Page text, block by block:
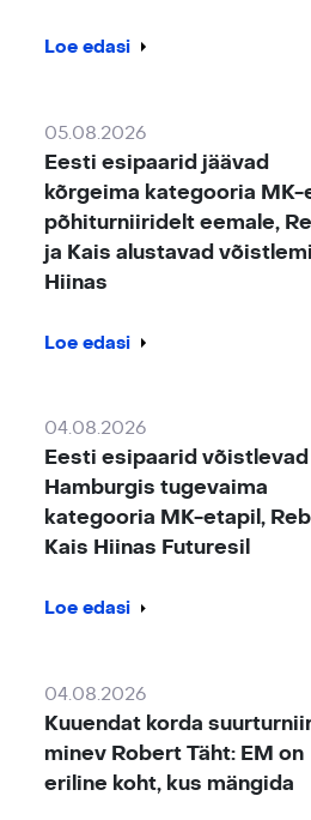
Loe edasi
05.08.2026
Eesti esipaarid jäävad
kõrgeima kategooria MK-
põhiturniiridelt eemale,
ja Kais alustavad
Hiinas
Loe edasi
04.08.2026
Eesti esipaarid võistlevad
Hamburgis tugevaima
kategooria MK-etapil,
Kais Hiinas Futuresil
Loe edasi
04.08.2026
Kuuendat korda
minev Robert Täht: EM on
eriline koht, kus mängida